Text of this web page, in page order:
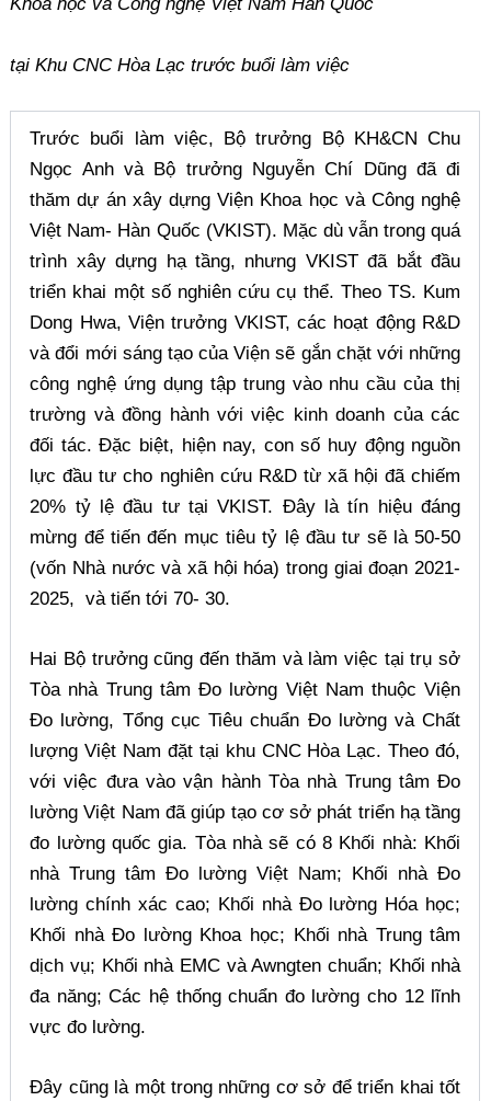
Khoa học và Công nghệ Việt Nam Hàn Quốc
tại Khu CNC Hòa Lạc trước buổi làm việc
Trước buổi làm việc, Bộ trưởng Bộ KH&CN Chu
Ngọc Anh và Bộ trưởng Nguyễn Chí Dũng đã đi
thăm dự án xây dựng Viện Khoa học và Công nghệ
Việt Nam- Hàn Quốc (VKIST). Mặc dù vẫn trong quá
trình xây dựng hạ tầng, nhưng VKIST đã bắt đầu
triển khai một số nghiên cứu cụ thể. Theo TS. Kum
Dong Hwa, Viện trưởng VKIST, các hoạt động R&D
và đổi mới sáng tạo của Viện sẽ gắn chặt với những
công nghệ ứng dụng tập trung vào nhu cầu của thị
trường và đồng hành với việc kinh doanh của các
đối tác. Đặc biệt, hiện nay, con số huy động nguồn
lực đầu tư cho nghiên cứu R&D từ xã hội đã chiếm
20% tỷ lệ đầu tư tại VKIST. Đây là tín hiệu đáng
mừng để tiến đến mục tiêu tỷ lệ đầu tư sẽ là 50-50
(vốn Nhà nước và xã hội hóa) trong giai đoạn 2021-
2025, và tiến tới 70- 30.
Hai Bộ trưởng cũng đến thăm và làm việc tại trụ sở
Tòa nhà Trung tâm Đo lường Việt Nam thuộc Viện
Đo lường, Tổng cục Tiêu chuẩn Đo lường và Chất
lượng Việt Nam đặt tại khu CNC Hòa Lạc. Theo đó,
với việc đưa vào vận hành Tòa nhà Trung tâm Đo
lường Việt Nam đã giúp tạo cơ sở phát triển hạ tầng
đo lường quốc gia. Tòa nhà sẽ có 8 Khối nhà: Khối
nhà Trung tâm Đo lường Việt Nam; Khối nhà Đo
lường chính xác cao; Khối nhà Đo lường Hóa học;
Khối nhà Đo lường Khoa học; Khối nhà Trung tâm
dịch vụ; Khối nhà EMC và Awngten chuẩn; Khối nhà
đa năng; Các hệ thống chuẩn đo lường cho 12 lĩnh
vực đo lường.
Đây cũng là một trong những cơ sở để triển khai tốt